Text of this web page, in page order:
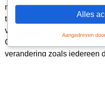
mijn online cursus “weg
technieken ter sprake en
van je paniek af te komen
Ga eens aan de slag met
verandering zoals iedereen
Alles
Aangedreven